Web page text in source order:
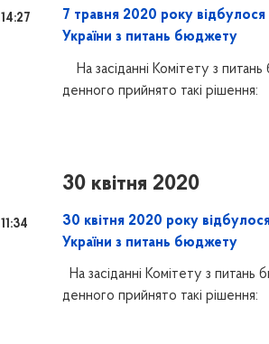
14:27
7 травня 2020 року відбулося
України з питань бюджету
На засіданні Комітету з
денного прийнято такі рішення:
30 квітня 2020
11:34
30 квітня 2020 року
України з питань бюджету
На засіданні Комітету з
денного прийнято такі рішення: